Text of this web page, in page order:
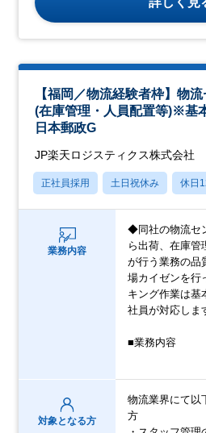
【福岡／物流経験者枠】物
(在庫管理・人員配置等)※基
日本郵政G
JP楽天ロジスティクス株式会社
正社員採用 土日祝休み 休日
業務内容
◆同社の物流セ
ら出荷、在庫管
が行う業務の品
場カイゼンを行
キング作業は基
社員が対応しま
■業務内容
対象となる方
物流業界にて以
方